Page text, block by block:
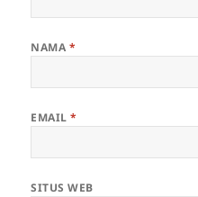
NAMA *
EMAIL*
SITUS WEB